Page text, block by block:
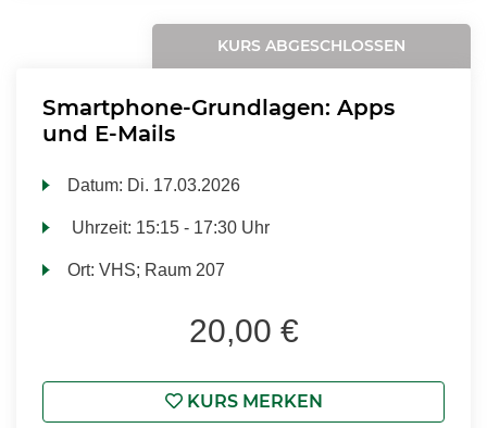
KURS ABGESCHLOSSEN
Smartphone-Grundlagen: Apps
und E-Mails
Datum: Di. 17.03.2026
Uhrzeit: 15:15 - 17:30 Uhr
Ort:VHS; Raum 207
20,00 €
KURS MERKEN